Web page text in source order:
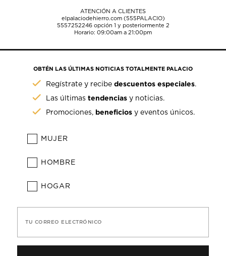
ATENCIÓN A CLIENTES
elpalaciodehierro.com (555PALACIO)
5557252246opción 1 y posteriormente 2
Horario: 09:00am a 21:00pm
OBTÉN LAS ÚLTIMAS NOTICIAS TOTALMENTE PALACIO
Regístrate y recibedescuentos especiales.
Las últimastendencias y noticias.
Promociones, beneficios y eventos únicos.
MUJER
HOMBRE
HOGAR
TU CORREO ELECTRÓNICO